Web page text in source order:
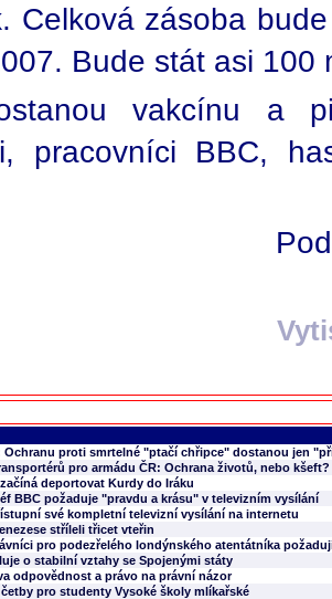
Celková zásoba
Bude stát asi 100
vakcínu a
pracovníci BBC,
Ochranu proti smrtelné "ptačí chřipce" dostanou jen
pro armádu ČR: Ochrana životů, nebo kšeft?
deportovat Kurdy do Iráku
BBC požaduje "pravdu a krásu" v televizním vysílání
své kompletní televizní vysílání na internetu
stříleli třicet vteřin
pro podezřelého londýnského atentátníka
o stabilní vztahy se Spojenými státy
odpovědnost a právo na právní názor
četby pro studenty Vysoké školy mlíkařské